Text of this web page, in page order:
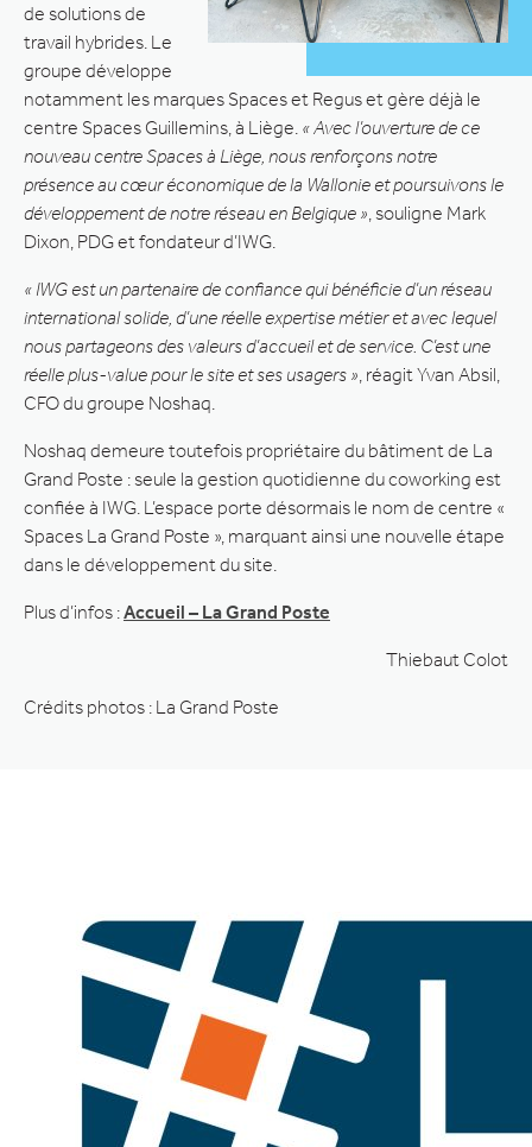
de solutions de
travail hybrides. Le
groupe développe
notamment les marques Spaces et Regus et gère déjà le
centre Spaces Guillemins, à Liège. « Avec l’ouverture de ce
nouveau centre Spaces à Liège, nous renforçons notre
présence au cœur économique de la Wallonie et poursuivons le
développement de notre réseau en Belgique » , souligne Mark
Dixon, PDG et fondateur d’IWG.
« IWG est un partenaire de confiance qui bénéficie d’un réseau
international solide, d’une réelle expertise métier et avec lequel
nous partageons des valeurs d’accueil et de service. C’est une
réelle plus-value pour le site et ses usagers » , réagit Yvan Absil,
CFO du groupe Noshaq.
Noshaq demeure toutefois propriétaire du bâtiment de La
Grand Poste : seule la gestion quotidienne du coworking est
confiée à IWG. L’espace porte désormais le nom de centre «
Spaces La Grand Poste », marquant ainsi une nouvelle étape
dans le développement du site.
Plus d’infos :Accueil – La Grand Poste
Thiebaut Colot
Crédits photos : La Grand Poste